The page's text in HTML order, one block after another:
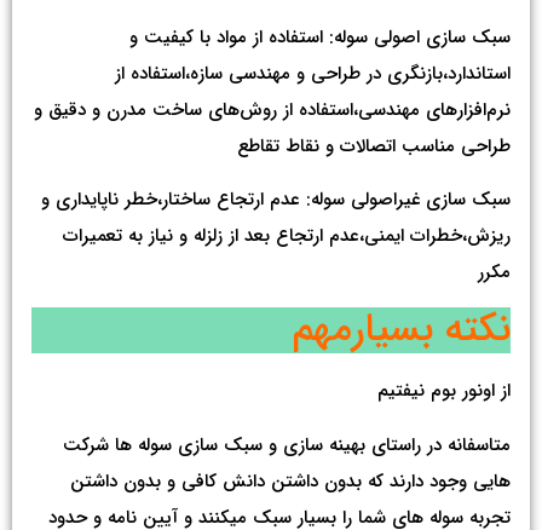
سبک سازی اصولی سوله: استفاده از مواد با کیفیت و
استاندارد،بازنگری در طراحی و مهندسی سازه،استفاده از
نرم‌افزارهای مهندسی،استفاده از روش‌های ساخت مدرن و دقیق و
طراحی مناسب اتصالات و نقاط تقاطع
سبک سازی غیراصولی سوله: عدم ارتجاع ساختار،خطر ناپایداری و
ریزش،خطرات ایمنی،عدم ارتجاع بعد از زلزله و نیاز به تعمیرات
مکرر
نکته بسیارمهم
از اونور بوم نیفتیم
متاسفانه در راستای بهینه سازی و سبک سازی سوله ها شرکت
هایی وجود دارند که بدون داشتن دانش کافی و بدون داشتن
تجربه سوله های شما را بسیار سبک میکنند و آیین نامه و حدود